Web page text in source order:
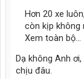
Hơn 20 xe
còn kịp không
Xem toàn bộ...
Dạ không Anh
chịu đâu.